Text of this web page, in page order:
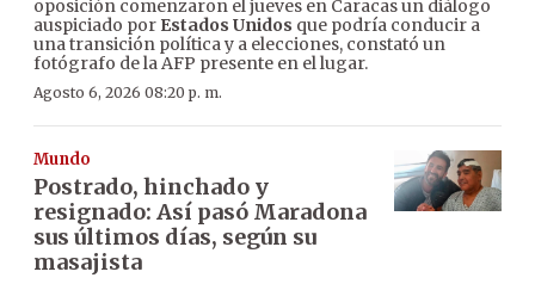
oposición comenzaron el jueves en Caracas un diálogo
auspiciado por Estados Unidos que podría conducir a
una transición política y a elecciones, constató un
fotógrafo de la AFP presente en el lugar.
Agosto 6, 2026 08:20 p. m.
Mundo
Postrado, hinchado y
resignado: Así pasó Maradona
sus últimos días, según su
masajista